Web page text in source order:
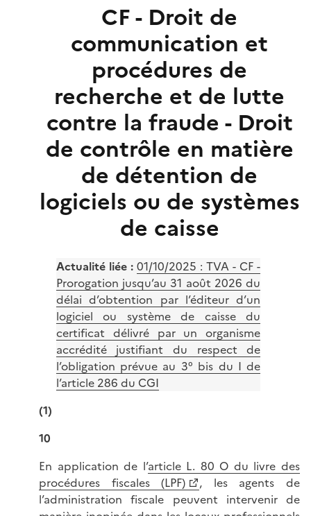
CF - Droit de
communication et
procédures de
recherche et de lutte
contre la fraude - Droit
de contrôle en matière
de détention de
logiciels ou de systèmes
de caisse
Actualité liée : 01/10/2025 : TVA - CF -
Prorogation jusqu’au 31 août 2026 du
délai d’obtention par l’éditeur d’un
logiciel ou système de caisse du
certificat délivré par un organisme
accrédité justifiant du respect de
l’obligation prévue au 3° bis du I de
l’article 286 du CGI
(1)
10
En application de l’article L. 80 O du livre des
procédures fiscales (LPF)
, les agents de
l’administration fiscale peuvent intervenir de